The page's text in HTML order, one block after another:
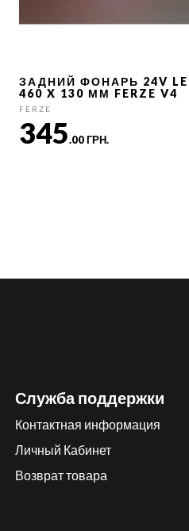
ЗАДНИЙ ФОНАРЬ 24V
460 X 130 ММ FERZE V4
FERZE
345.00 ГРН.
Служба поддержки
Контактная информация
Личный Кабинет
Возврат товара